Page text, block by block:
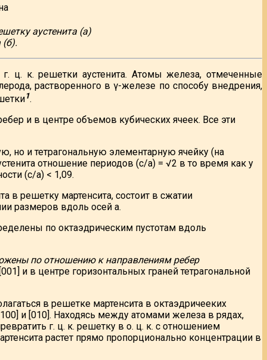
аустенита (а)
(б).
ц. к. решетки аустенита. Атомы железа, отмеченные
растворенного в γ-железе по способу внедрения,
1.
и в центре объемов кубических ячеек. Все эти
но и тетрагональную элементарную ячейку (на
отношение периодов (с/а) = √2 в то время как у
(с/а) < 1,09.
решетку мартенсита, состоит в сжатии
размеров вдоль осей а.
по октаэдрическим пустотам вдоль
по отношению к направлениям ребер
и в центре горизонтальных граней тетрагональной
в решетке мартенсита в октаэдричееких
и [010]. Находясь между атомами железа в рядах,
г. ц. к. решетку в о. ц. к. с отношением
растет прямо пропорционально концентрации в